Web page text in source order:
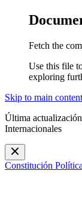
Fetch the
Use this file
exploring
Skip to main content
Última
Internacionales
Constitución